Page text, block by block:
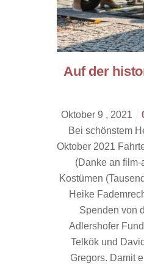
Auf der
Oktober 9 , 2021
Bei schönstem
Oktober 2021
(Danke an
Kostümen
Heike
Spenden von
Adlershofer
Telkök und
Gregors. Damit